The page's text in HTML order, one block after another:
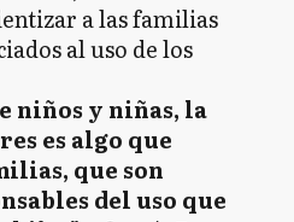
a las familias
al uso de los
niños y niñas, la
es algo que
que son
del uso que